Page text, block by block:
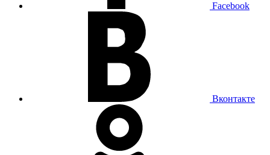
Facebook
Вконтакте